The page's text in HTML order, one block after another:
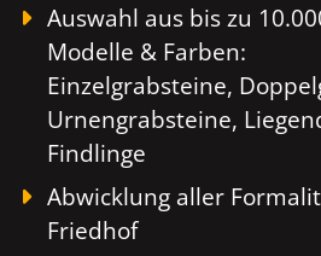
Auswahl aus bis zu
Modelle & Farben:
Einzelgrabsteine,
Urnengrabsteine,
Findlinge
Abwicklung aller
Friedhof